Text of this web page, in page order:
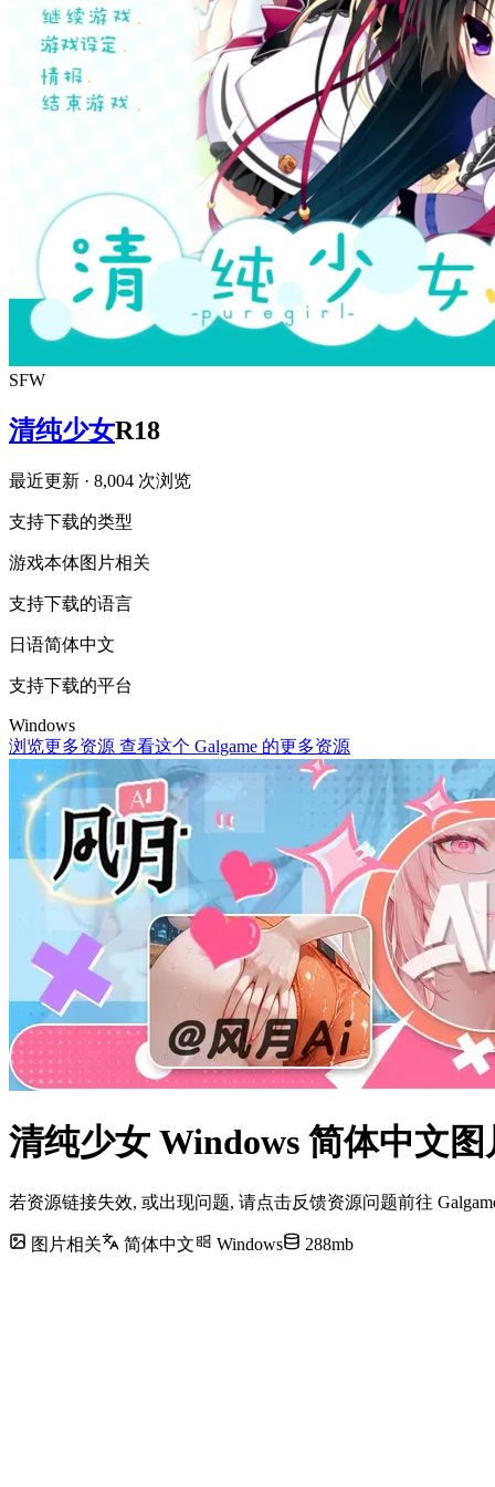
SFW
清纯少女R18
最近更新 · 8,004 次浏览
支持下载的类型
游戏本体图片相关
支持下载的语言
日语简体中文
支持下载的平台
Windows
浏览更多资源 查看这个 Galgame 的更多资源
清纯少女 Windows 简体中文
若资源链接失效, 或出现问题, 请点击反馈资源问题前往
图片相关 简体中文 Windows 288mb